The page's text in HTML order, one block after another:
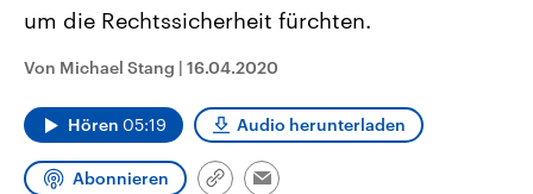
Umfragen, Prognosen,
und Hintergründe zu den Parteien
und Kandidaten der anstehenden
Sendungen Programm
Audio-Archiv
um die Rechtssicherheit fürchten.
Von Michael Stang | 16.04.2020
Hören 05:19 Audio herunterladen
Abonnieren
Link